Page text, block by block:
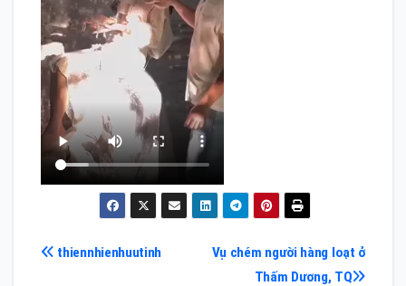
Điều
Vụ chém người hàng loạt ở
Thấm Dương, TQ
thiennhienhuutinh